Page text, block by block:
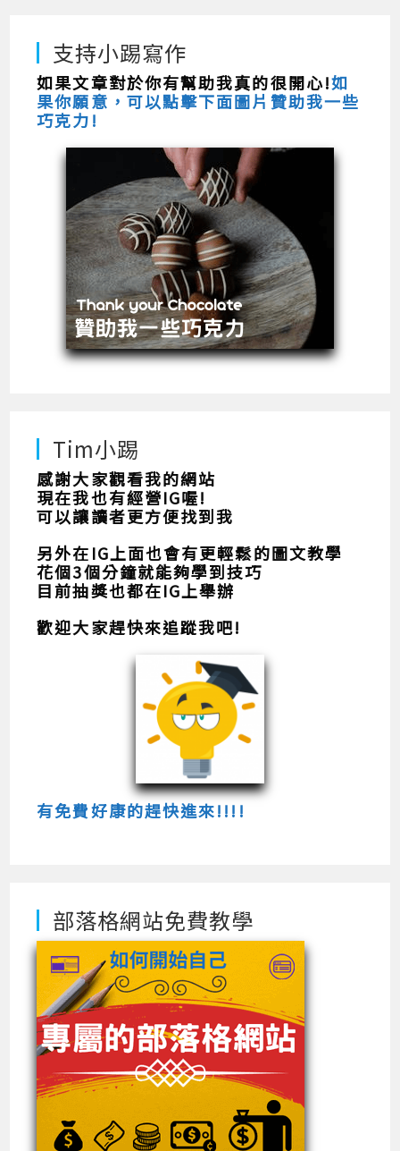
支持小踢寫作
如果文章對於你有幫助我真的很開心!如
果你願意，可以點擊下面圖片贊助我一些
巧克力!
Tim小踢
感謝大家觀看我的網站
現在我也有經營IG喔!
可以讓讀者更方便找到我
另外在IG上面也會有更輕鬆的圖文教學
花個3個分鐘就能夠學到技巧
目前抽獎也都在IG上舉辦
歡迎大家趕快來追蹤我吧!
有免費好康的趕快進來!!!!
部落格網站免費教學